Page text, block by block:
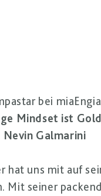
bei
Mindset ist
Nevin Galmarini
hat uns mit auf
Mit seiner